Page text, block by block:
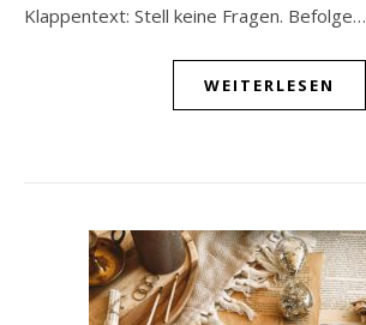
Klappentext: Stell keine Fragen. Befolge…
WEITERLESEN